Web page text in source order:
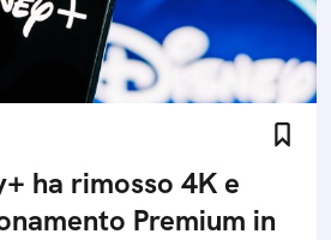
ha rimosso 4K e
Premium in